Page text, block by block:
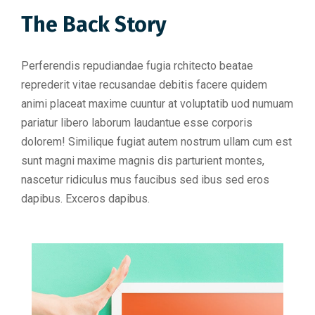
The Back Story
Perferendis repudiandae fugia rchitecto beatae
reprederit vitae recusandae debitis facere quidem
animi placeat maxime cuuntur at voluptatib uod numuam
pariatur libero laborum laudantue esse corporis
dolorem! Similique fugiat autem nostrum ullam cum est
sunt magni maxime magnis dis parturient montes,
nascetur ridiculus mus faucibus sed ibus sed eros
dapibus. Exceros dapibus.